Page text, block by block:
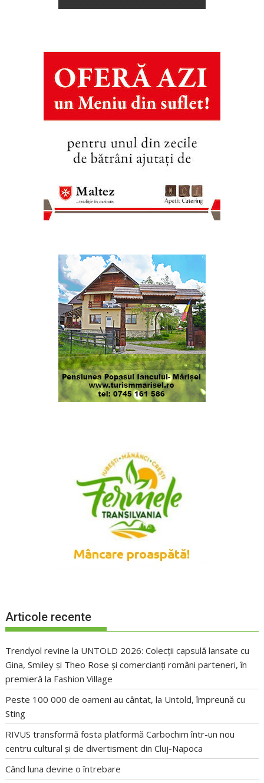
Articole recente
Trendyol revine la UNTOLD 2026: Colecții capsulă lansate cu
Gina, Smiley și Theo Rose și comercianți români parteneri, în
premieră la Fashion Village
Peste 100 000 de oameni au cântat, la Untold, împreună cu
Sting
RIVUS transformă fosta platformă Carbochim într-un nou
centru cultural și de divertisment din Cluj-Napoca
Când luna devine o întrebare